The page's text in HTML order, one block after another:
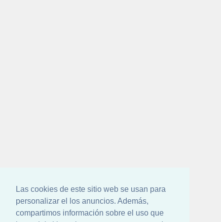
Las cookies de este sitio web se usan para
personalizar el los anuncios. Además,
compartimos información sobre el uso que